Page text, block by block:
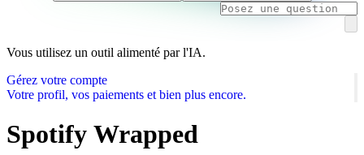
Vous utilisez un outil alimenté par l'IA.
Gérez votre compte
Votre profil, vos paiements et bien plus encore.
Spotify Wrapped